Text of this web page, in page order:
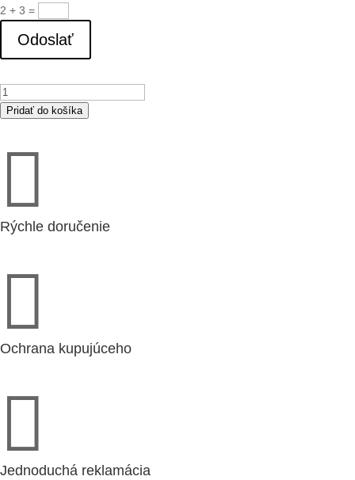
2 + 3 =
Odoslať
množstvo
Kaiflex
Pridať do košíka

Rýchle doručenie

Ochrana kupujúceho

Jednoduchá reklamácia